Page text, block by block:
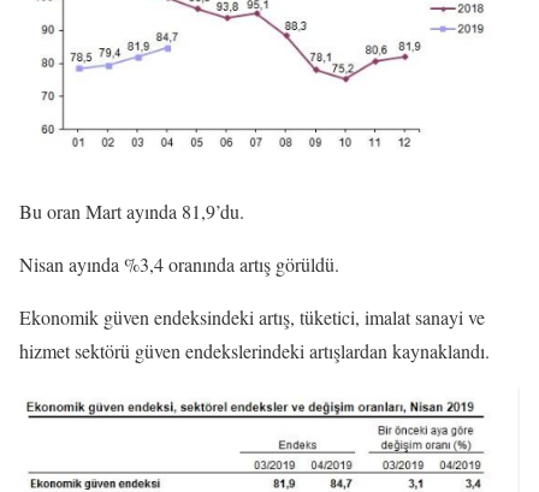
Bu oran Mart ayında 81,9’du.
Nisan ayında %3,4 oranında artış görüldü.
Ekonomik güven endeksindeki artış, tüketici, imalat sanayi ve
hizmet sektörü güven endekslerindeki artışlardan kaynaklandı.